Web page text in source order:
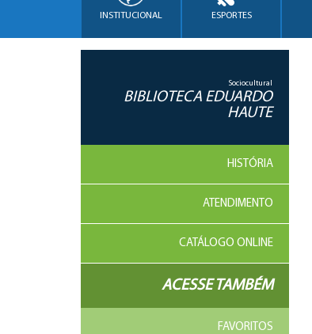
INSTITUCIONAL ESPORTES
Sociocultural
BIBLIOTECA EDUARDO
HAUTE
HISTÓRIA
ATENDIMENTO
CATÁLOGO ONLINE
ACESSE TAMBÉM
FAVORITOS